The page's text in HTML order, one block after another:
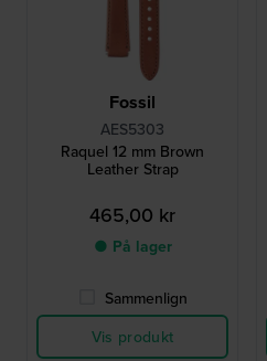
Fossil
AES5303
Raquel 12 mm Brown
Leather Strap
465,00 kr
● På lager
Sammenlign
Vis produkt